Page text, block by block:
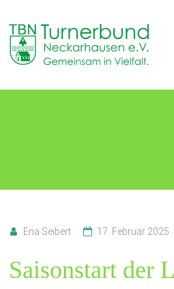
content
TB
Neckarhausen
Ena Seibert 17. Februar 2025
Saisonstart der